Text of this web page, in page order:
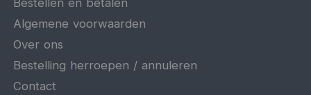
Algemene voorwaarden
Over ons
Bestelling herroepen / annuleren
Contact